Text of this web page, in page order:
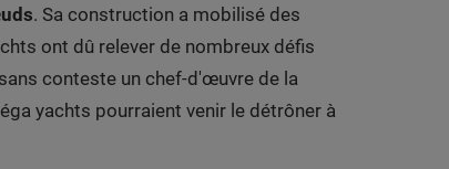
. Sa construction a mobilisé des
ont dû relever de nombreux défis
conteste un chef-d'œuvre de la
yachts pourraient venir le détrôner à